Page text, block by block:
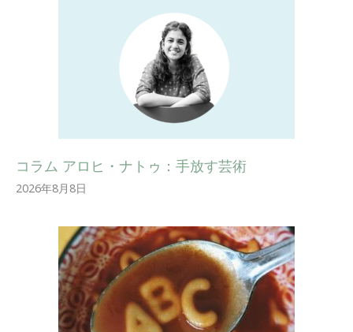
コラム アロヒ・ナトゥ：手放す芸術
2026年8月8日